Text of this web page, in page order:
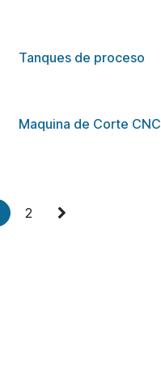
Tanques de proceso
Maquina de Corte CNC
2